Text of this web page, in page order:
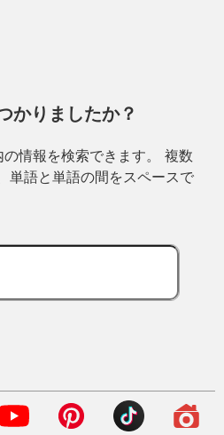
かりましたか？
情報を検索できます。 複数
単語と単語の間をスペースで